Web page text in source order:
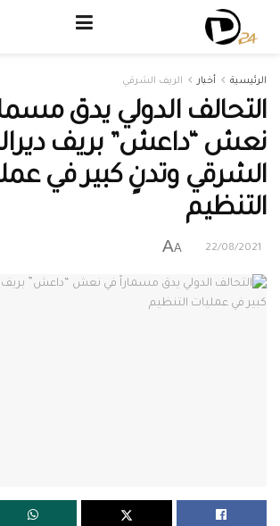
الرئيسية أخبار الريف الشرقي
التحالف الدولي يدق
نعش “داعش” بريف
الشرقي وتدنٍ كبير في
التنظيم
22/08/2021
A
A